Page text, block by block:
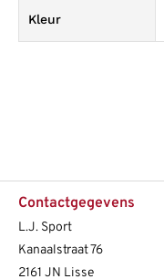
Kleur
Contactgegevens
L.J. Sport
Kanaalstraat 76
2161 JN Lisse